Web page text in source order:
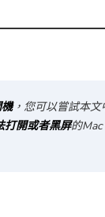
，您可以嘗試本
打開或者黑屏的